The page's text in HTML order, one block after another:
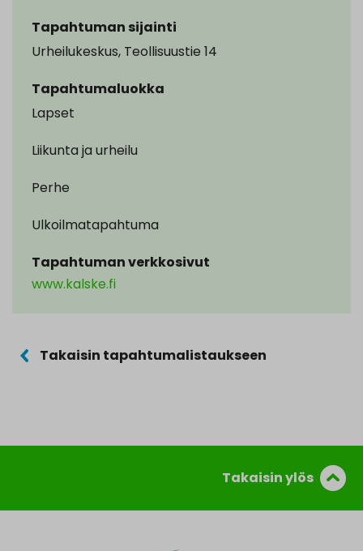
Tapahtuman sijainti
Urheilukeskus, Teollisuustie 14
Tapahtumaluokka
Lapset
Liikunta ja urheilu
Perhe
Ulkoilmatapahtuma
Tapahtuman verkkosivut
www.kalske.fi
Takaisin tapahtumalistaukseen
Takaisin ylös